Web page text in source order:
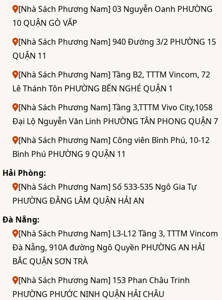
[Nhà Sách Phương Nam] 03 Nguyễn Oanh PHƯỜNG
10 QUẬN GÒ VẤP
[Nhà Sách Phương Nam] 940 Đường 3/2 PHƯỜNG 15
QUẬN 11
[Nhà Sách Phương Nam] Tầng B2, TTTM Vincom, 72
Lê Thánh Tôn PHƯỜNG BẾN NGHÉ QUẬN 1
[Nhà Sách Phương Nam] Tầng 3,TTTM Vivo City,1058
Đại Lộ Nguyễn Văn Linh PHƯỜNG TÂN PHONG QUẬN 7
[Nhà Sách Phương Nam] Công viên Bình Phú, 10-12
Bình Phú PHƯỜNG 9 QUẬN 11
Hải Phòng:
[Nhà Sách Phương Nam] Số 533-535 Ngô Gia Tự
PHƯỜNG ĐẰNG LÂM QUẬN HẢI AN
Đà Nẵng:
[Nhà Sách Phương Nam] L3-L12 Tầng 3, TTTM Vincom
Đà Nẵng, 910A đường Ngô Quyền PHƯỜNG AN HẢI
BẮC QUẬN SƠN TRÀ
[Nhà Sách Phương Nam] 153 Phan Châu Trinh
PHƯỜNG PHƯỚC NINH QUẬN HẢI CHÂU